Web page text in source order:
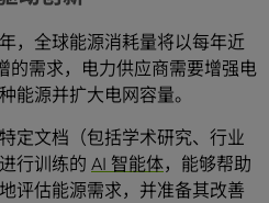
，全球能源消耗量将以每年近
的需求，电力供应商需要增强电
能源并扩大电网容量。
定文档（包括学术研究、行业
行训练的 AI 智能体，能够帮助
评估能源需求，并准备其改善